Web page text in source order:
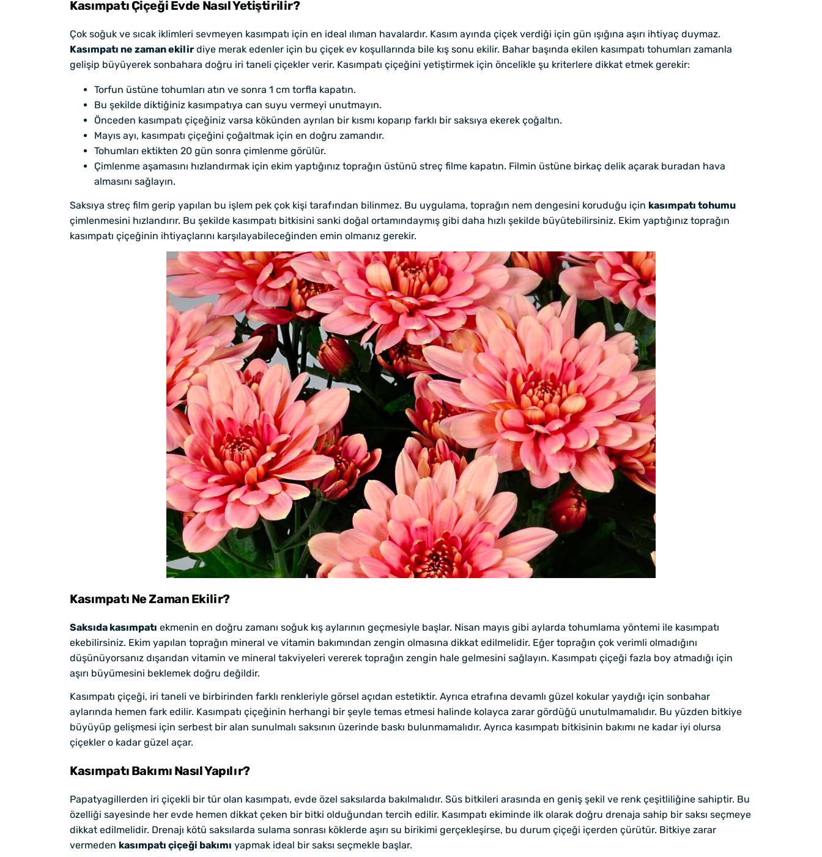
Kasımpatı Çiçeği Evde Nasıl Yetiştirilir?
Çok soğuk ve sıcak iklimleri sevmeyen kasımpatı için en ideal ılıman havalardır. Kasım ayında çiçek verdiği için gün ışığına aşırı ihtiyaç duymaz.
Kasımpatı ne zaman ekilir diye merak edenler için bu çiçek ev koşullarında bile kış sonu ekilir. Bahar başında ekilen kasımpatı tohumları zamanla
gelişip büyüyerek sonbahara doğru iri taneli çiçekler verir. Kasımpatı çiçeğini yetiştirmek için öncelikle şu kriterlere dikkat etmek gerekir:
Torfun üstüne tohumları atın ve sonra 1 cm torfla kapatın.
Bu şekilde diktiğiniz kasımpatıya can suyu vermeyi unutmayın.
Önceden kasımpatı çiçeğiniz varsa kökünden ayrılan bir kısmı koparıp farklı bir saksıya ekerek çoğaltın.
Mayıs ayı, kasımpatı çiçeğini çoğaltmak için en doğru zamandır.
Tohumları ektikten 20 gün sonra çimlenme görülür.
Çimlenme aşamasını hızlandırmak için ekim yaptığınız toprağın üstünü streç filme kapatın. Filmin üstüne birkaç delik açarak buradan hava
almasını sağlayın.
Saksıya streç film gerip yapılan bu işlem pek çok kişi tarafından bilinmez. Bu uygulama, toprağın nem dengesini koruduğu için kasımpatı tohumu
çimlenmesini hızlandırır. Bu şekilde kasımpatı bitkisini sanki doğal ortamındaymış gibi daha hızlı şekilde büyütebilirsiniz. Ekim yaptığınız toprağın
kasımpatı çiçeğinin ihtiyaçlarını karşılayabileceğinden emin olmanız gerekir.
Kasımpatı Ne Zaman Ekilir?
Saksıda kasımpatı ekmenin en doğru zamanı soğuk kış aylarının geçmesiyle başlar. Nisan mayıs gibi aylarda tohumlama yöntemi ile kasımpatı
ekebilirsiniz. Ekim yapılan toprağın mineral ve vitamin bakımından zengin olmasına dikkat edilmelidir. Eğer toprağın çok verimli olmadığını
düşünüyorsanız dışarıdan vitamin ve mineral takviyeleri vererek toprağın zengin hale gelmesini sağlayın. Kasımpatı çiçeği fazla boy atmadığı için
aşırı büyümesini beklemek doğru değildir.
Kasımpatı çiçeği, iri taneli ve birbirinden farklı renkleriyle görsel açıdan estetiktir. Ayrıca etrafına devamlı güzel kokular yaydığı için sonbahar
aylarında hemen fark edilir. Kasımpatı çiçeğinin herhangi bir şeyle temas etmesi halinde kolayca zarar gördüğü unutulmamalıdır. Bu yüzden bitkiye
büyüyüp gelişmesi için serbest bir alan sunulmalı saksının üzerinde baskı bulunmamalıdır. Ayrıca kasımpatı bitkisinin bakımı ne kadar iyi olursa
çiçekler o kadar güzel açar.
Kasımpatı Bakımı Nasıl Yapılır?
Papatyagillerden iri çiçekli bir tür olan kasımpatı, evde özel saksılarda bakılmalıdır. Süs bitkileri arasında en geniş şekil ve renk çeşitliliğine sahiptir. Bu
özelliği sayesinde her evde hemen dikkat çeken bir bitki olduğundan tercih edilir. Kasımpatı ekiminde ilk olarak doğru drenaja sahip bir saksı seçmeye
dikkat edilmelidir. Drenajı kötü saksılarda sulama sonrası köklerde aşırı su birikimi gerçekleşirse, bu durum çiçeği içerden çürütür. Bitkiye zarar
vermeden kasımpatı çiçeği bakımı yapmak ideal bir saksı seçmekle başlar.